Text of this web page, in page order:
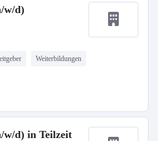
w/d)
Weiterbildungen
w/d) in Teilzeit